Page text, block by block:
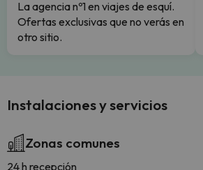
La agencia nº1 en viajes de esquí.
Ofertas exclusivas que no verás en
otro sitio.
Instalaciones y servicios
Zonas comunes
24 h recepción